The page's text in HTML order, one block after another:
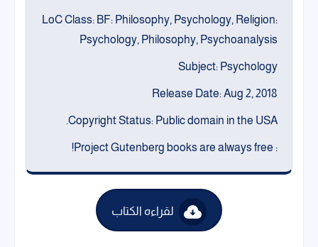
LoC Class: BF: Philosophy, Psychology, Religion:
Psychology, Philosophy, Psychoanalysis
Subject: Psychology
Release Date: Aug 2, 2018
Copyright Status: Public domain in the USA.
: Project Gutenberg books are always free!
لقراءه الكتاب